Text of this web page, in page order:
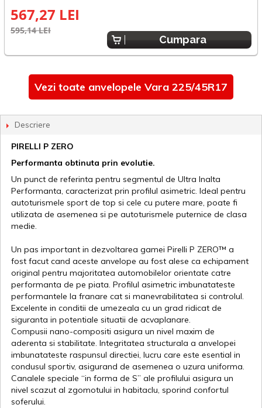
567,27 LEI
595,14 LEI
Cumpara
Vezi toate anvelopele Vara 225/45R17
Descriere
PIRELLI P ZERO
Performanta obtinuta prin evolutie.
Un punct de referinta pentru segmentul de Ultra Inalta
Performanta, caracterizat prin profilul asimetric. Ideal pentru
autoturismele sport de top si cele cu putere mare, poate fi
utilizata de asemenea si pe autoturismele puternice de clasa
medie.
Un pas important in dezvoltarea gamei Pirelli P ZERO™ a
fost facut cand aceste anvelope au fost alese ca echipament
original pentru majoritatea automobilelor orientate catre
performanta de pe piata. Profilul asimetric imbunatateste
performantele la franare cat si manevrabilitatea si controlul.
Excelente in conditii de umezeala cu un grad ridicat de
siguranta in potentiale situatii de acvaplanare.
Compusii nano-compositi asigura un nivel maxim de
aderenta si stabilitate. Integritatea structurala a anvelopei
imbunatateste raspunsul directiei, lucru care este esential in
condusul sportiv, asigurand de asemenea o uzura uniforma.
Canalele speciale “in forma de S” ale profilului asigura un
nivel scazut al zgomotului in habitaclu, sporind confortul
soferului.